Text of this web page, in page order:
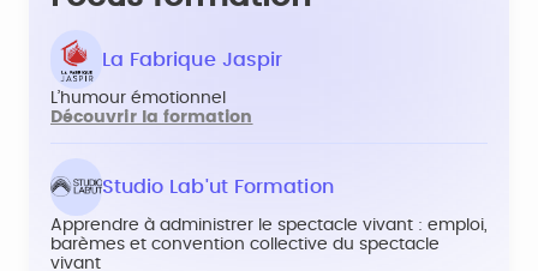
La Fabrique Jaspir
L’humour émotionnel
Découvrir la formation
Studio Lab'ut Formation
Apprendre à administrer le spectacle vivant : emploi,
barèmes et convention collective du spectacle
vivant